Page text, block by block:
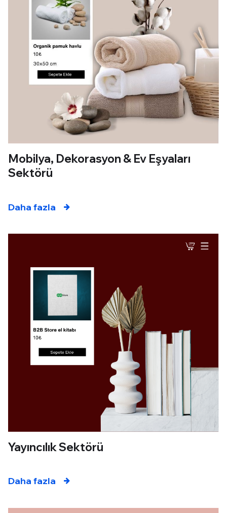
Mobilya, Dekorasyon & Ev Eşyaları
Sektörü
Daha fazla
Yayıncılık Sektörü
Daha fazla